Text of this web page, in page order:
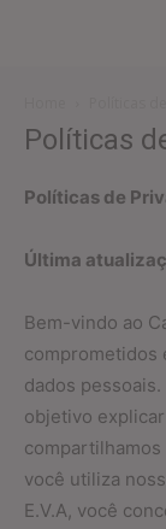
Políticas
Políticas de
Última
Bem-vindo ao
comprometidos
dados
objetivo
você utiliza
E.V.A, você